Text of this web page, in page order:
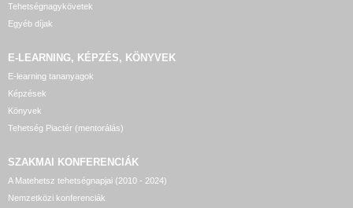
Tehetségnagykövetek
Egyéb díjak
E-LEARNING, KÉPZÉS, KÖNYVEK
E-learning tananyagok
Képzések
Könyvek
Tehetség Piactér (mentorálás)
SZAKMAI KONFERENCIÁK
A Matehetsz tehetségnapjai (2010 - 2024)
Nemzetközi konferenciák